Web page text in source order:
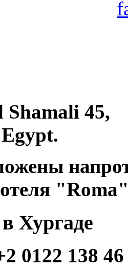
45,
Хургаде
0122 138